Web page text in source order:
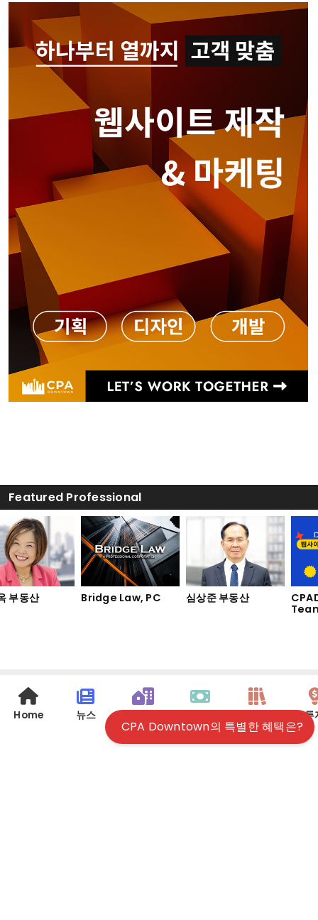
심상준 부동산
425-772-1876
Seattle • Bellevue
206-678-4148
Bridge Law, PC
Lynnwood
425-541-8611
Featured Professional
동산 Bridge Law, PC 심상준 부동산
Team
Home EV 교육
CPA Downtown의 특별한 혜택은?